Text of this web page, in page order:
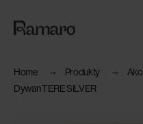
Home Produkty
Dywan TERE SILVER